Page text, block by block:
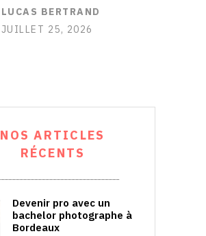
LUCAS BERTRAND
JUILLET 25, 2026
NOS ARTICLES
RÉCENTS
Devenir pro avec un
bachelor photographe à
Bordeaux